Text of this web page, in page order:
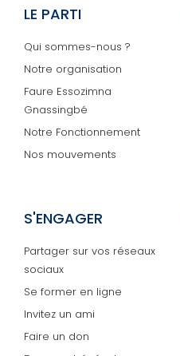
LE PARTI
Qui sommes-nous ?
Notre organisation
Faure Essozimna
Gnassingbé
Notre Fonctionnement
Nos mouvements
S'ENGAGER
Partager sur vos réseaux
sociaux
Se former en ligne
Invitez un ami
Faire un don